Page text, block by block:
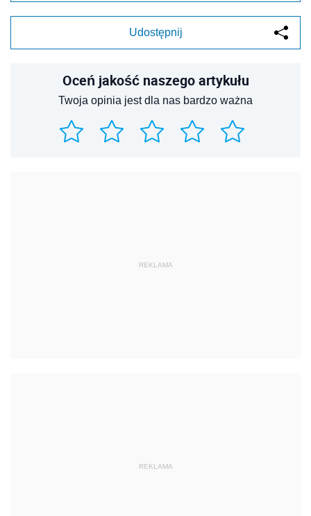
Udostępnij
Oceń jakość naszego artykułu
Twoja opinia jest dla nas bardzo ważna
REKLAMA
REKLAMA